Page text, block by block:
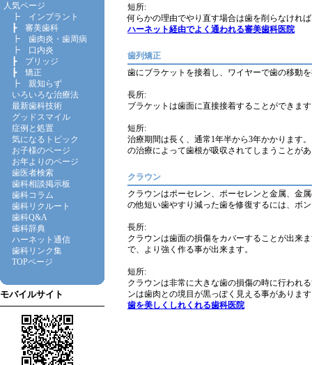
人気ページ
┣ インプラント
┣ 審美歯科
┣ 歯肉炎・歯周病
┣ 口内炎
┣ ブリッジ
┣ 矯正
┣ 親知らず
いろいろな治療法
最新歯科技術
グッドスマイル
症例と処置
気になるトピック
お子様のページ
お年よりのページ
歯医者検索
歯科相談掲示板
歯科コラム
歯科リクルート
歯科Q&A
歯科辞典
ハーネット通信
歯科リンク集
TOPページ
モバイルサイト
短所:
何らかの理由でやり直す場合は歯を削らなけれ
ハーネット経由でよく通われる審美歯科医院
歯列矯正
歯にブラケットを接着し、ワイヤーで歯の移動
長所:
ブラケットは歯面に直接接着することができま
短所:
治療期間は長く、通常1年半から3年かかります
の治療によって歯根が吸収されてしまうことが
クラウン
クラウンはポーセレン、ポーセレンと金属、金
の他短い歯やすり減った歯を修復するには、ボ
長所:
クラウンは歯面の損傷をカバーすることが出来
で、より強く作る事が出来ます。
短所:
クラウンは非常に大きな歯の損傷の時に行われ
ンは歯肉との境目が黒っぽく見える事がありま
歯を美しくしれくれる歯科医院